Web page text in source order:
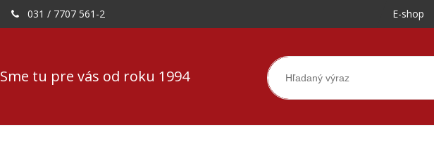
Sme tu pre vás od roku 1994
031 / 7707 561-2 E-shop